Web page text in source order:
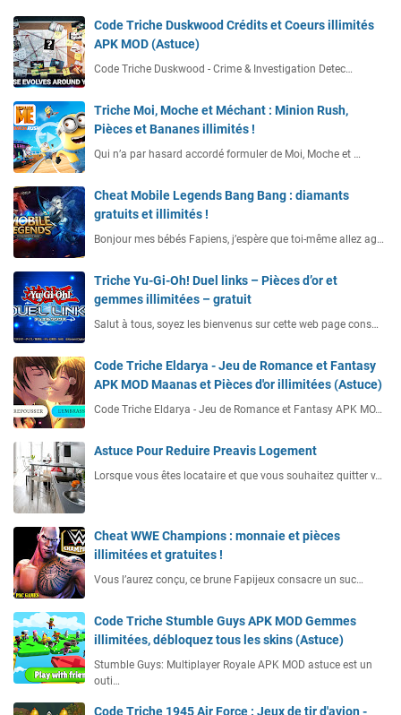
Code Triche Duskwood Crédits et Coeurs illimités
APK MOD (Astuce)
Code Triche Duskwood - Crime & Investigation Detec…
Triche Moi, Moche et Méchant : Minion Rush,
Pièces et Bananes illimités !
Qui n’a par hasard accordé formuler de Moi, Moche et …
Cheat Mobile Legends Bang Bang : diamants
gratuits et illimités !
Bonjour mes bébés Fapiens, j’espère que toi-même allez ag…
Triche Yu-Gi-Oh! Duel links – Pièces d’or et
gemmes illimitées – gratuit
Salut à tous, soyez les bienvenus sur cette web page cons…
Code Triche Eldarya - Jeu de Romance et Fantasy
APK MOD Maanas et Pièces d'or illimitées (Astuce)
Code Triche Eldarya - Jeu de Romance et Fantasy APK MO…
Astuce Pour Reduire Preavis Logement
Lorsque vous êtes locataire et que vous souhaitez quitter v…
Cheat WWE Champions : monnaie et pièces
illimitées et gratuites !
Vous l’aurez conçu, ce brune Fapijeux consacre un suc…
Code Triche Stumble Guys APK MOD Gemmes
illimitées, débloquez tous les skins (Astuce)
Stumble Guys: Multiplayer Royale APK MOD astuce est un
outi…
Code Triche 1945 Air Force : Jeux de tir d'avion -